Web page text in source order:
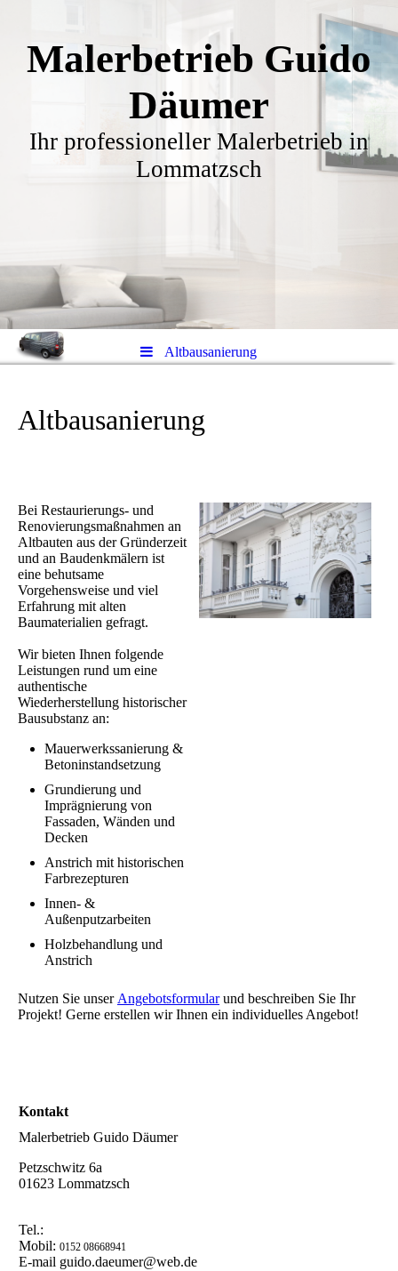
Malerbetrieb Guido
Däumer
Ihr professioneller Malerbetrieb in
Lommatzsch
Altbausanierung
Altbausanierung
Bei Restaurierungs- und
Renovierungsmaßnahmen an
Altbauten aus der Gründerzeit
und an Baudenkmälern ist
eine behutsame
Vorgehensweise und viel
Erfahrung mit alten
Baumaterialien gefragt.
Wir bieten Ihnen folgende
Leistungen rund um eine
authentische
Wiederherstellung historischer
Bausubstanz an:
Mauerwerkssanierung &
Betoninstandsetzung
Grundierung und
Imprägnierung von
Fassaden, Wänden und
Decken
Anstrich mit historischen
Farbrezepturen
Innen- &
Außenputzarbeiten
Holzbehandlung und
Anstrich
Nutzen Sie unser Angebotsformularund beschreiben Sie Ihr
Projekt! Gerne erstellen wir Ihnen ein individuelles Angebot!
Kontakt
Malerbetrieb Guido Däumer
Petzschwitz 6a
01623 Lommatzsch
Tel.:
Mobil: 0152 08668941
E-mail guido.daeumer@web.de